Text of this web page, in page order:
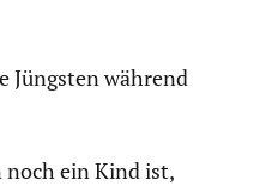
Jüngsten während
noch ein Kind ist,